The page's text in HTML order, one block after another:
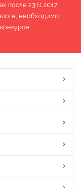
после 23.11.2017.
необходимо